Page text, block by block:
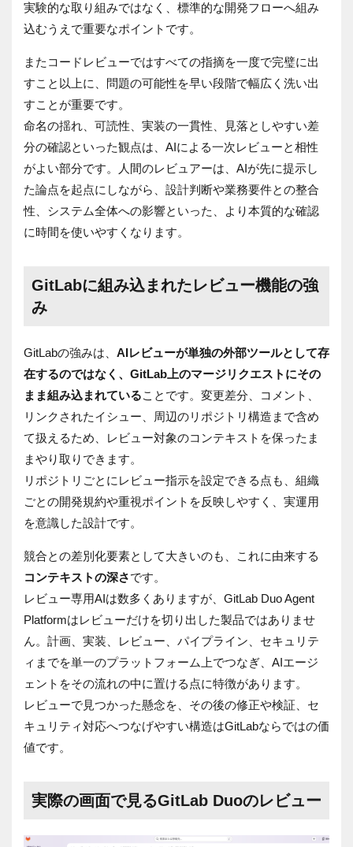
実験的な取り組みではなく、標準的な開発フローへ組み
込むうえで重要なポイントです。
またコードレビューではすべての指摘を一度で完璧に出
すこと以上に、問題の可能性を早い段階で幅広く洗い出
すことが重要です。
命名の揺れ、可読性、実装の一貫性、見落としやすい差
分の確認といった観点は、AIによる一次レビューと相性
がよい部分です。人間のレビュアーは、AIが先に提示し
た論点を起点にしながら、設計判断や業務要件との整合
性、システム全体への影響といった、より本質的な確認
に時間を使いやすくなります。
GitLabに組み込まれたレビュー機能の強
み
GitLabの強みは、 AIレビューが単独の外部ツールとして存
在するのではなく、GitLab上のマージリクエストにその
まま組み込まれていることです。変更差分、コメント、
リンクされたイシュー、周辺のリポジトリ構造まで含め
て扱えるため、レビュー対象のコンテキストを保ったま
まやり取りできます。
リポジトリごとにレビュー指示を設定できる点も、組織
ごとの開発規約や重視ポイントを反映しやすく、実運用
を意識した設計です。
競合との差別化要素として大きいのも、これに由来する
コンテキストの深さです。
レビュー専用AIは数多くありますが、GitLab Duo Agent
Platformはレビューだけを切り出した製品ではありませ
ん。計画、実装、レビュー、パイプライン、セキュリテ
ィまでを単一のプラットフォーム上でつなぎ、AIエージ
ェントをその流れの中に置ける点に特徴があります。
レビューで見つかった懸念を、その後の修正や検証、セ
キュリティ対応へつなげやすい構造はGitLabならではの価
値です。
実際の画面で見るGitLab Duoのレビュー